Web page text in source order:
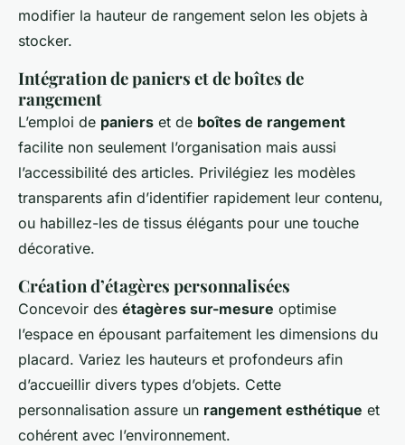
modifier la hauteur de rangement selon les objets à
stocker.
Intégration de paniers et de boîtes de
rangement
L’emploi de paniers et de boîtes de rangement
facilite non seulement l’organisation mais aussi
l’accessibilité des articles. Privilégiez les modèles
transparents afin d’identifier rapidement leur contenu,
ou habillez-les de tissus élégants pour une touche
décorative.
Création d’étagères personnalisées
Concevoir des étagères sur-mesure optimise
l’espace en épousant parfaitement les dimensions du
placard. Variez les hauteurs et profondeurs afin
d’accueillir divers types d’objets. Cette
personnalisation assure un rangement esthétique et
cohérent avec l’environnement.